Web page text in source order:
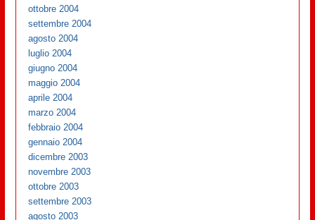
ottobre 2004
settembre 2004
agosto 2004
luglio 2004
giugno 2004
maggio 2004
aprile 2004
marzo 2004
febbraio 2004
gennaio 2004
dicembre 2003
novembre 2003
ottobre 2003
settembre 2003
agosto 2003